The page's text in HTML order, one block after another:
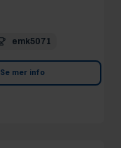
emk5071
Se mer info